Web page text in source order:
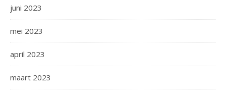
juni 2023
mei 2023
april 2023
maart 2023